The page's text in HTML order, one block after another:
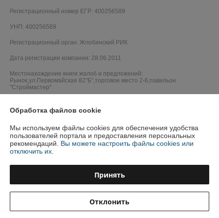
Регистрационный номер ЕГР: 400256589
УНП: 400256589
Регистрационный орган: Жлобинский РИК
Дата регистрации компании: 28.06.2011
Местонахождение книги жалоб и предложений:
Рынок,ул.Первомайская 82"Б",торговое место 2-6,павильон
"Строймастер"
Обработка файлов cookie
Мы используем файлы cookies для обеспечения удобства
пользователей портала и предоставления персональных
рекомендаций. Вы можете настроить файлы cookies или
отключить их.
Принять
Отклонить